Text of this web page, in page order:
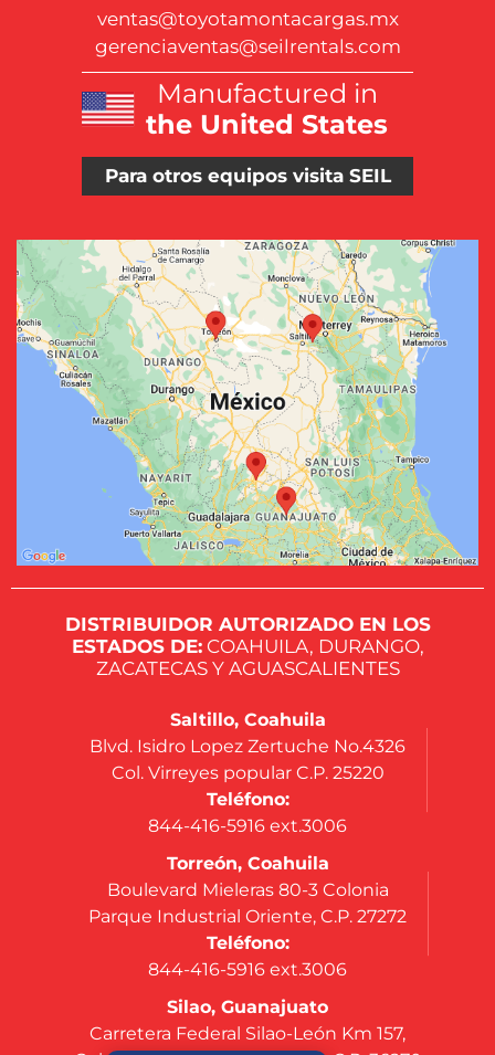
ventas@toyotamontacargas.mx
gerenciaventas@seilrentals.com
Manufactured in
the United States
Para otros equipos visita SEIL
DISTRIBUIDOR AUTORIZADO EN LOS
ESTADOS DE:COAHUILA, DURANGO,
ZACATECAS Y AGUASCALIENTES
Saltillo, Coahuila
Blvd. Isidro Lopez Zertuche No.4326
Col. Virreyes popular C.P. 25220
Teléfono:
844-416-5916 ext.3006
Torreón, Coahuila
Boulevard Mieleras 80-3 Colonia
Parque Industrial Oriente, C.P. 27272
Teléfono:
844-416-5916 ext.3006
Silao, Guanajuato
Carretera Federal Silao-León Km 157,